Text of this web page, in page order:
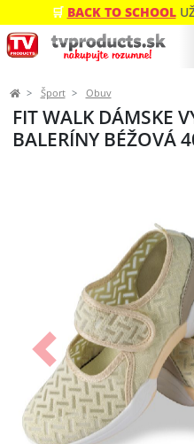
🛒 BACK TO SCHOOL
Šport Obuv
FIT WALK DÁMSKE
BALERÍNY BÉŽOVÁ
Predchádzajúci